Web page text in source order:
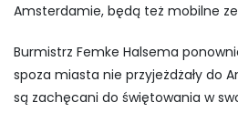
Amsterdamie, będą też mobilne
Burmistrz Femke Halsema
spoza miasta nie przyjeżdżały do
są zachęcani do świętowania w